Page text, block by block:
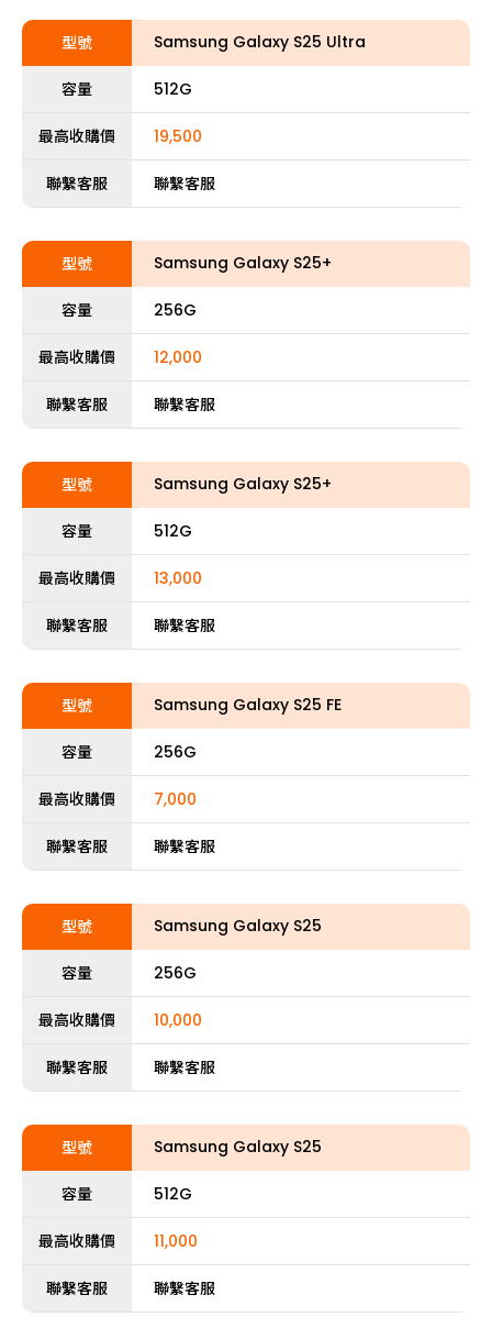
型號 Samsung Galaxy S25 Ultra
容量 512G
最高收購價 19,500
聯繫客服 聯繫客服
型號 Samsung Galaxy S25+
容量 256G
最高收購價 12,000
聯繫客服 聯繫客服
型號 Samsung Galaxy S25+
容量 512G
最高收購價 13,000
聯繫客服 聯繫客服
型號 Samsung Galaxy S25 FE
容量 256G
最高收購價 7,000
聯繫客服 聯繫客服
型號 Samsung Galaxy S25
容量 256G
最高收購價 10,000
聯繫客服 聯繫客服
型號 Samsung Galaxy S25
容量 512G
最高收購價 11,000
聯繫客服 聯繫客服